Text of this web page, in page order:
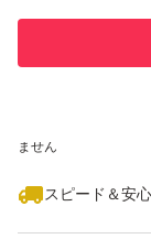
未定
出荷が立て込ん
ともありますの
ません
スピード＆安